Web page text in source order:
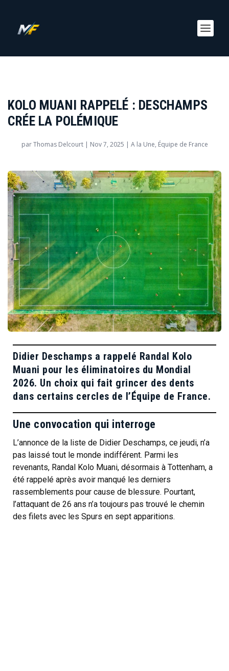
KOLO MUANI RAPPELÉ : DESCHAMPS
CRÉE LA POLÉMIQUE
parThomas Delcourt| Nov 7, 2025 | A la Une, Équipe de France
Didier Deschamps a rappelé Randal Kolo
Muani pour les éliminatoires du Mondial
2026. Un choix qui fait grincer des dents
dans certains cercles de l’Équipe de France.
Une convocation qui interroge
L’annonce de la liste de Didier Deschamps, ce jeudi, n’a
pas laissé tout le monde indifférent. Parmi les
revenants, Randal Kolo Muani, désormais à Tottenham, a
été rappelé après avoir manqué les derniers
rassemblements pour cause de blessure. Pourtant,
l’attaquant de 26 ans n’a toujours pas trouvé le chemin
des filets avec les Spurs en sept apparitions.